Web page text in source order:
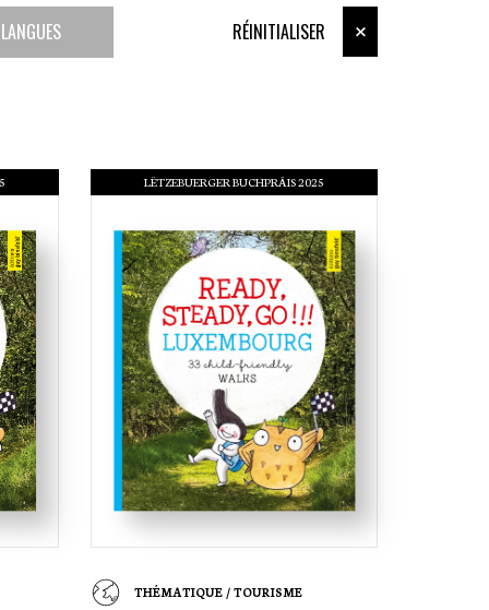
LANGUES RÉINITIALISER
LËTZEBUERGER BUCHPRÄIS 2025
THÉMATIQUE / TOURISME